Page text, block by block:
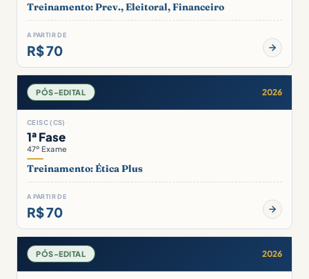
Treinamento: Prev., Eleitoral, Financeiro
A PARTIR DE
R$ 70
PÓS-EDITAL 2026
CEISC (CS)
1ª Fase
47º Exame
Treinamento: Ética Plus
A PARTIR DE
R$ 70
PÓS-EDITAL 2026